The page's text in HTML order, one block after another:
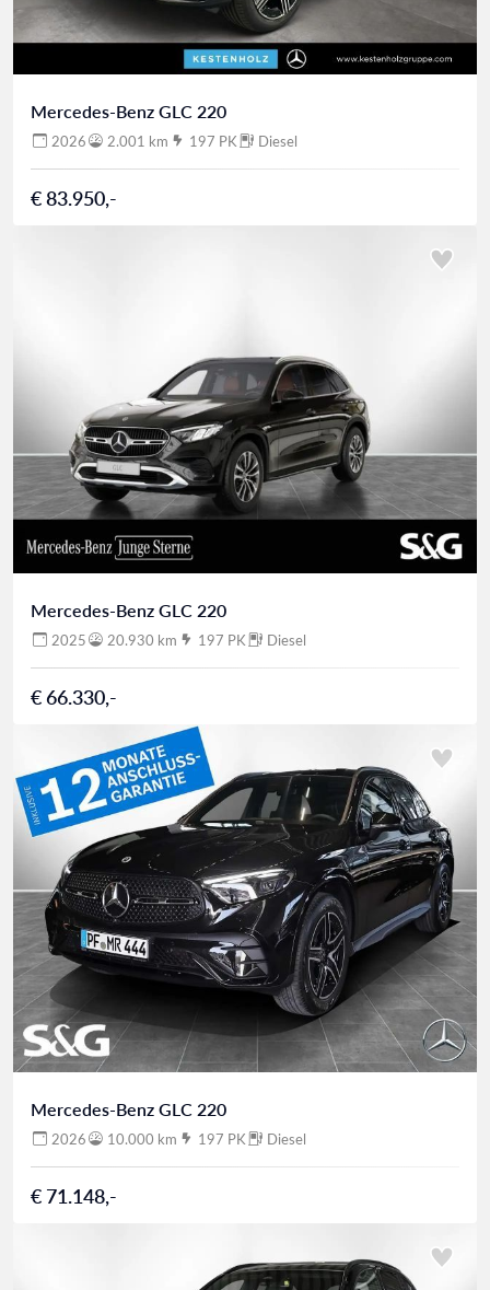
Mercedes-Benz GLC 220
2026 2.001 km 197 PK Diesel
€ 83.950,-
Mercedes-Benz GLC 220
2025 20.930 km 197 PK Diesel
€ 66.330,-
Mercedes-Benz GLC 220
2026 10.000 km 197 PK Diesel
€ 71.148,-